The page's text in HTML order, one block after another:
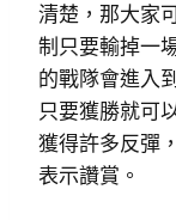
清楚，那大家
制只要輸掉一
的戰隊會進入
只要獲勝就可
獲得許多反彈
表示讚賞。